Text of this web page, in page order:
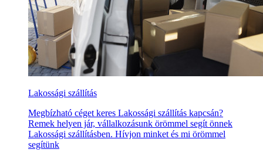
Lakossági szállítás
Megbízható céget keres Lakossági szállítás kapcsán?
Remek helyen jár, vállalkozásunk örömmel segít önnek
Lakossági szállításben. Hívjon minket és mi örömmel
segítünk